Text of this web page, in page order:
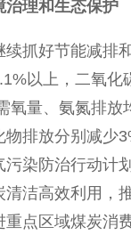
治理和生态保护
续抓好节能减排
以上，二氧化
氧量、氨氮排放
物排放分别减少
污染防治行动计
清洁高效利用，
重点区域煤炭消